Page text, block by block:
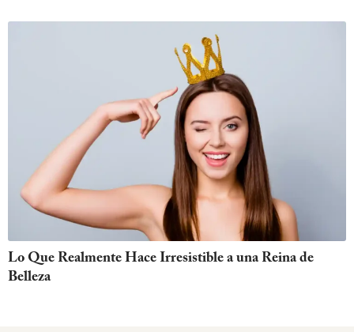
Lo Que Realmente Hace Irresistible a una Reina de
Belleza